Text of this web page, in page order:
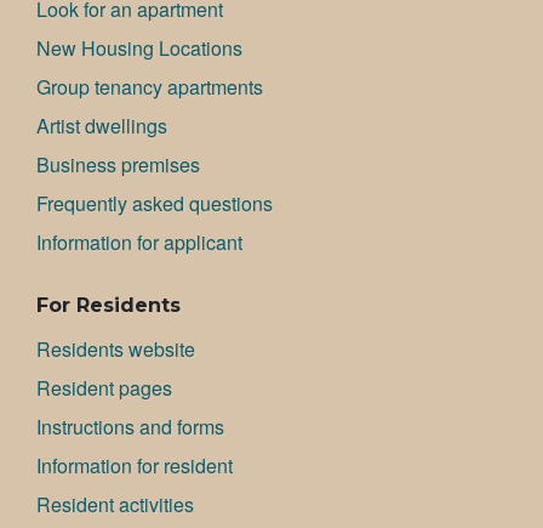
Look for an apartment
New Housing Locations
Group tenancy apartments
Artist dwellings
Bu­si­ness premises
Frequently asked questions
Information for applicant
For Residents
Residents website
Resident pages
Instructions and forms
Information for resident
Resident activities